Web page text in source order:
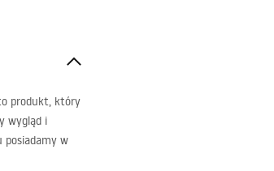
produkt, który
wygląd i
posiadamy w